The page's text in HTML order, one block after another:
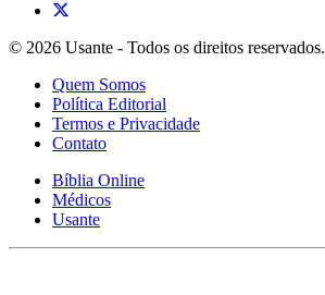
© 2026 Usante - Todos os direitos reservados.
Quem Somos
Política Editorial
Termos e Privacidade
Contato
Bíblia Online
Médicos
Usante